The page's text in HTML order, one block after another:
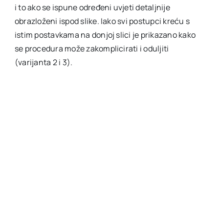
i to ako se ispune određeni uvjeti detaljnije
obrazloženi ispod slike. Iako svi postupci kreću s
istim postavkama na donjoj slici je prikazano kako
se procedura može zakomplicirati i oduljiti
(varijanta 2 i 3).